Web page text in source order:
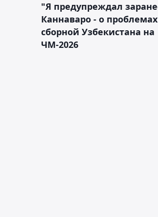
"Я предупреждал
Каннаваро - о проблемах
сборной Узбекистана на
ЧМ-2026